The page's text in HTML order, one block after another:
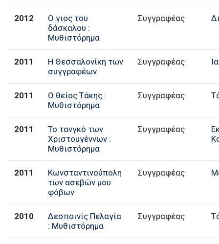
2012
Ο γιος του
δάσκαλου :
Μυθιστόρημα
Συγγραφέας
2011
Η Θεσσαλονίκη των
συγγραφέων
Συγγραφέας
2011
Ο θείος Τάκης :
Μυθιστόρημα
Συγγραφέας
2011
Το τανγκό των
Χριστουγέννων :
Μυθιστόρημα
Συγγραφέας
2011
Κωνσταντινούπολη
των ασεβών μου
φόβων
Συγγραφέας
2010
Δεσποινίς Πελαγία
: Μυθιστόρημα
Συγγραφέας